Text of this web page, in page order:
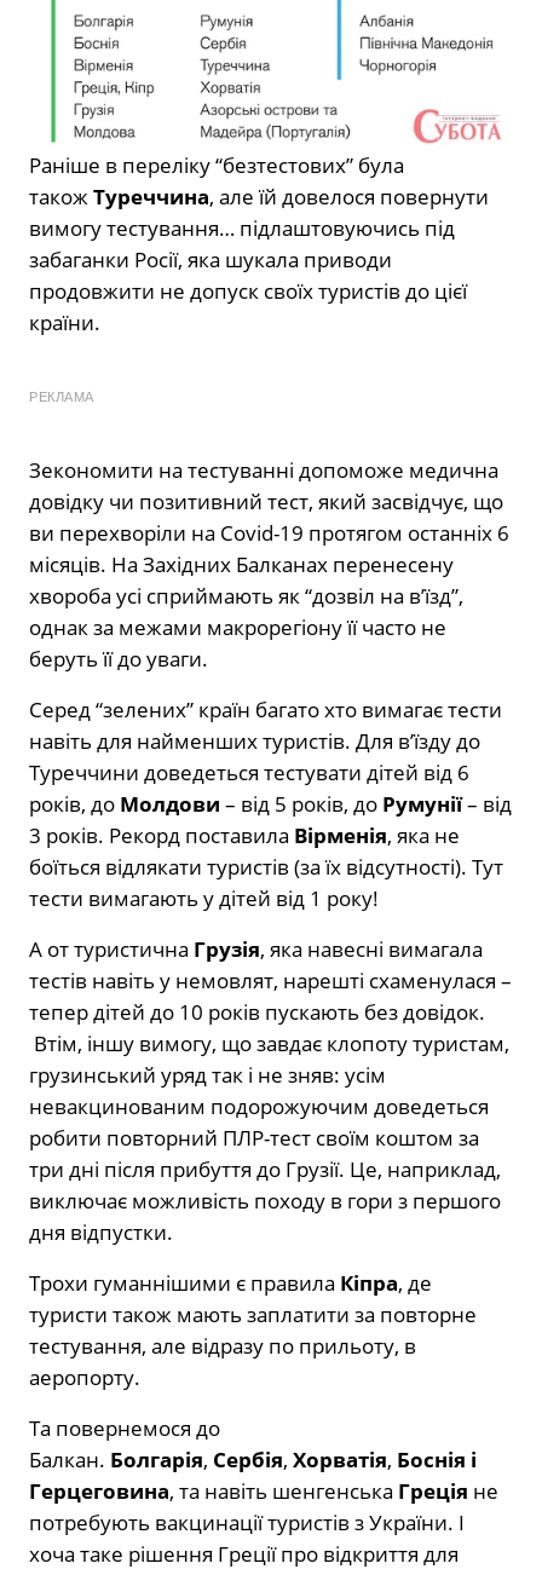
Раніше в переліку “безтестових” була
такожТуреччина, але їй довелося повернути
вимогу тестування… підлаштовуючись під
забаганки Росії, яка шукала приводи
продовжити не допуск своїх туристів до цієї
країни.
РЕКЛАМА
Зекономити на тестуванні допоможе медична
довідку чи позитивний тест, який засвідчує, що
ви перехворіли на Covid-19 протягом останніх 6
місяців. На Західних Балканах перенесену
хвороба усі сприймають як “дозвіл на в’їзд”,
однак за межами макрорегіону її часто не
беруть її до уваги.
Серед “зелених” країн багато хто вимагає тести
навіть для найменших туристів. Для в’їзду до
Туреччини доведеться тестувати дітей від 6
років, до Молдови – від 5 років, до Румунії– від
3 років. Рекорд поставила Вірменія, яка не
боїться відлякати туристів (за їх відсутності). Тут
тести вимагають у дітей від 1 року!
А от туристична Грузія, яка навесні вимагала
тестів навіть у немовлят, нарешті схаменулася –
тепер дітей до 10 років пускають без довідок.
Втім, іншу вимогу, що завдає клопоту туристам,
грузинський уряд так і не зняв: усім
невакцинованим подорожуючим доведеться
робити повторний ПЛР-тест своїм коштом за
три дні після прибуття до Грузії. Це, наприклад,
виключає можливість походу в гори з першого
дня відпустки.
Трохи гуманнішими є правила Кіпра, де
туристи також мають заплатити за повторне
тестування, але відразу по прильоту, в
аеропорту.
Та повернемося до
Балкан. Болгарія, Сербія, Хорватія, Боснія і
Герцеговина, та навіть шенгенська Греція не
потребують вакцинації туристів з України. І
хоча таке рішення Греції про відкриття для